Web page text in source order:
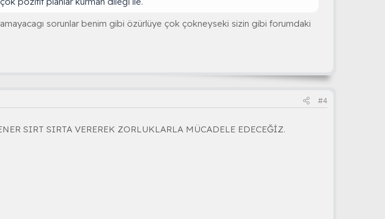
sorunlar benim gibi özürlüye çok çokneyseki sizin gibi forumdaki
#4
SIRT SIRTA VEREREK ZORLUKLARLA MÜCADELE EDECEĞİZ.